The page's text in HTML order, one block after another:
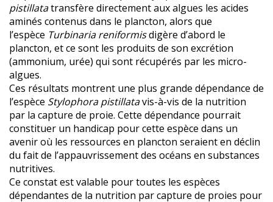
pistillatatransfère directement aux algues les acides
aminés contenus dans le plancton, alors que
l’espèce Turbinaria reniformisdigère d’abord le
plancton, et ce sont les produits de son excrétion
(ammonium, urée) qui sont récupérés par les micro-
algues.
Ces résultats montrent une plus grande dépendance de
l’espèce Stylophora pistillatavis-à-vis de la nutrition
par la capture de proie. Cette dépendance pourrait
constituer un handicap pour cette espèce dans un
avenir où les ressources en plancton seraient en déclin
du fait de l’appauvrissement des océans en substances
nutritives.
Ce constat est valable pour toutes les espèces
dépendantes de la nutrition par capture de proies pour